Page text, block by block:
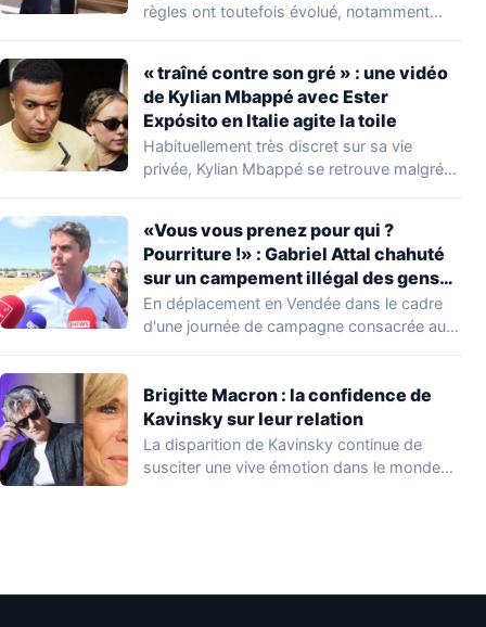
règles ont toutefois évolué, notamment
« traîné contre son gré » : une vidéo
de Kylian Mbappé avec Ester
Expósito en Italie agite la toile
Habituellement très discret sur sa vie
privée, Kylian Mbappé se retrouve malgré
«Vous vous prenez pour qui ?
Pourriture !» : Gabriel Attal chahuté
sur un campement illégal des gens
du voyage
En déplacement en Vendée dans le cadre
d'une journée de campagne consacrée aux
Brigitte Macron : la confidence de
Kavinsky sur leur relation
La disparition de Kavinsky continue de
susciter une vive émotion dans le monde